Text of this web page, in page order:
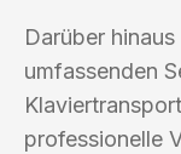
Darüber
umfassenden
professionelle